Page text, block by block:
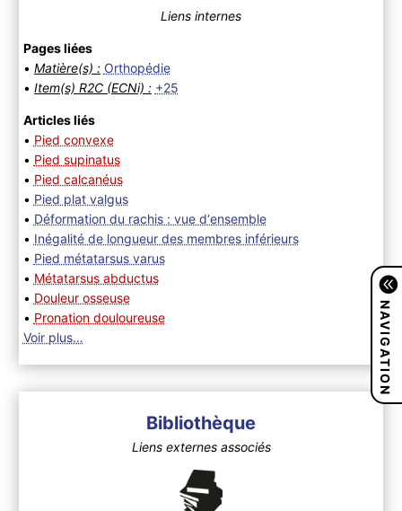
Liens internes
Pages liées
• Matière(s) : Orthopédie
• Item(s) R2C (ECNi) : +25
Articles liés
• Pied convexe
• Pied supinatus
• Pied calcanéus
• Pied plat valgus
• Déformation du rachis : vue d‘ensemble
• Inégalité de longueur des membres inférieurs
• Pied métatarsus varus
• Métatarsus abductus
• Douleur osseuse
• Pronation douloureuse
Voir plus…
Bibliothèque
Liens externes associés
NAVIGATION